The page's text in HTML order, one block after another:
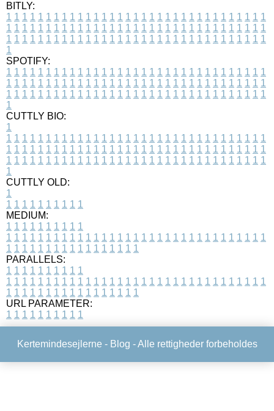
BITLY:
1 1 1 1 1 1 1 1 1 1 1 1 1 1 1 1 1 1 1 1 1 1 1 1 1 1 1 1 1 1 1 1 1
1 1 1 1 1 1 1 1 1 1 1 1 1 1 1 1 1 1 1 1 1 1 1 1 1 1 1 1 1 1 1 1 1
1 1 1 1 1 1 1 1 1 1 1 1 1 1 1 1 1 1 1 1 1 1 1 1 1 1 1 1 1 1 1 1 1
1
SPOTIFY:
1 1 1 1 1 1 1 1 1 1 1 1 1 1 1 1 1 1 1 1 1 1 1 1 1 1 1 1 1 1 1 1 1
1 1 1 1 1 1 1 1 1 1 1 1 1 1 1 1 1 1 1 1 1 1 1 1 1 1 1 1 1 1 1 1 1
1 1 1 1 1 1 1 1 1 1 1 1 1 1 1 1 1 1 1 1 1 1 1 1 1 1 1 1 1 1 1 1 1
1
CUTTLY BIO:
1
1 1 1 1 1 1 1 1 1 1 1 1 1 1 1 1 1 1 1 1 1 1 1 1 1 1 1 1 1 1 1 1 1
1 1 1 1 1 1 1 1 1 1 1 1 1 1 1 1 1 1 1 1 1 1 1 1 1 1 1 1 1 1 1 1 1
1 1 1 1 1 1 1 1 1 1 1 1 1 1 1 1 1 1 1 1 1 1 1 1 1 1 1 1 1 1 1 1 1
1
CUTTLY OLD:
1
1 1 1 1 1 1 1 1 1 1
MEDIUM:
1 1 1 1 1 1 1 1 1 1
1 1 1 1 1 1 1 1 1 1 1 1 1 1 1 1 1 1 1 1 1 1 1 1 1 1 1 1 1 1 1 1 1
1 1 1 1 1 1 1 1 1 1 1 1 1 1 1 1 1
PARALLELS:
1 1 1 1 1 1 1 1 1 1
1 1 1 1 1 1 1 1 1 1 1 1 1 1 1 1 1 1 1 1 1 1 1 1 1 1 1 1 1 1 1 1 1
1 1 1 1 1 1 1 1 1 1 1 1 1 1 1 1 1
URL PARAMETER:
1 1 1 1 1 1 1 1 1 1
Kertemindesejlerne - Blog - Alle rettigheder forbeholdes